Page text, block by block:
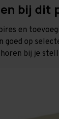
bij dit
en
goed op
bij je